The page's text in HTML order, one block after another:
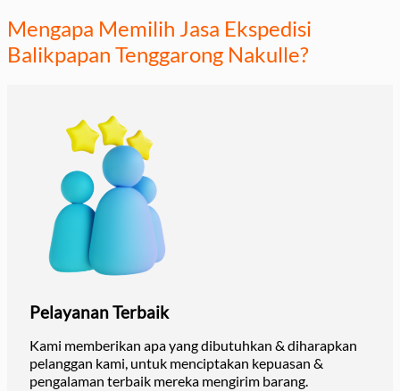
Mengapa Memilih Jasa Ekspedisi
Balikpapan Tenggarong Nakulle?
Pelayanan Terbaik
Kami memberikan apa yang dibutuhkan & diharapkan
pelanggan kami, untuk menciptakan kepuasan &
pengalaman terbaik mereka mengirim barang.